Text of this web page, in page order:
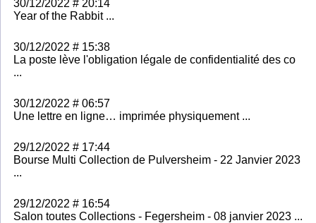
30/12/2022 # 20:14
Year of the Rabbit ...
30/12/2022 # 15:38
La poste lève l'obligation légale de confidentialité des co
...
30/12/2022 # 06:57
Une lettre en ligne… imprimée physiquement ...
29/12/2022 # 17:44
Bourse Multi Collection de Pulversheim - 22 Janvier 2023
...
29/12/2022 # 16:54
Salon toutes Collections - Fegersheim - 08 janvier 2023 ...